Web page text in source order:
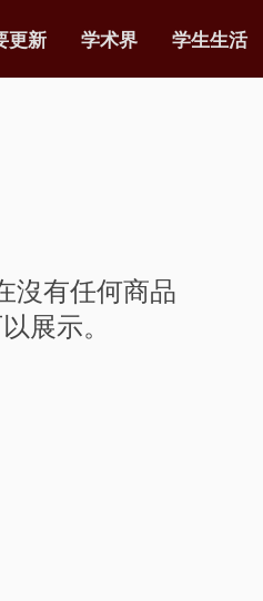
更新 学术界 学生生活
沒有任何商品
展示。